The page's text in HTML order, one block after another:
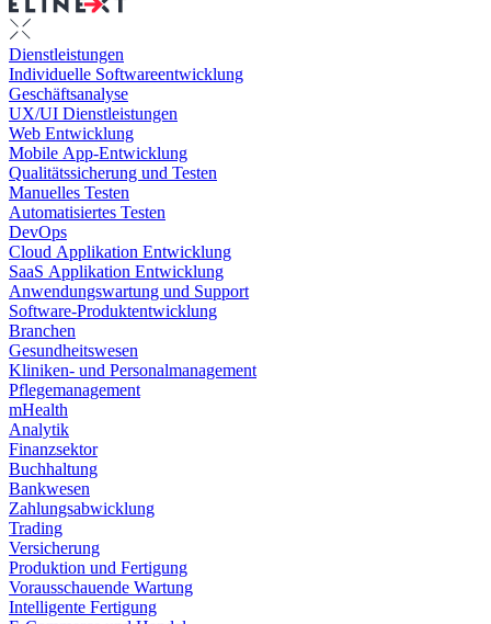
Dienstleistungen
Individuelle Softwareentwicklung
Geschäftsanalyse
UX/UI Dienstleistungen
Web Entwicklung
Mobile App-Entwicklung
Qualitätssicherung und Testen
Manuelles Testen
Automatisiertes Testen
DevOps
Cloud Applikation Entwicklung
SaaS Applikation Entwicklung
Anwendungswartung und Support
Software-Produktentwicklung
Branchen
Gesundheitswesen
Kliniken- und Personalmanagement
Pflegemanagement
mHealth
Analytik
Finanzsektor
Buchhaltung
Bankwesen
Zahlungsabwicklung
Trading
Versicherung
Produktion und Fertigung
Vorausschauende Wartung
Intelligente Fertigung